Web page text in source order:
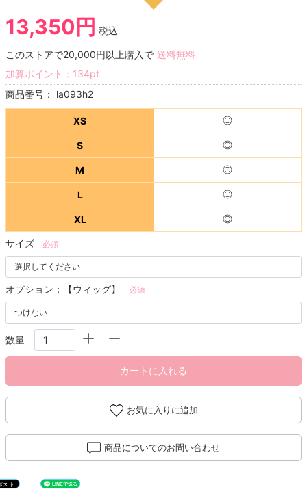
13,350円 税込
このストアで20,000円以上購入で 送料無料
加算ポイント： 134pt
商品番号： la093h2
XS ◎
S ◎
M ◎
L ◎
XL ◎
サイズ 必須
オプション：【ウィッグ】 必須
数量
カートに入れる
お気に入りに追加
商品についてのお問い合わせ